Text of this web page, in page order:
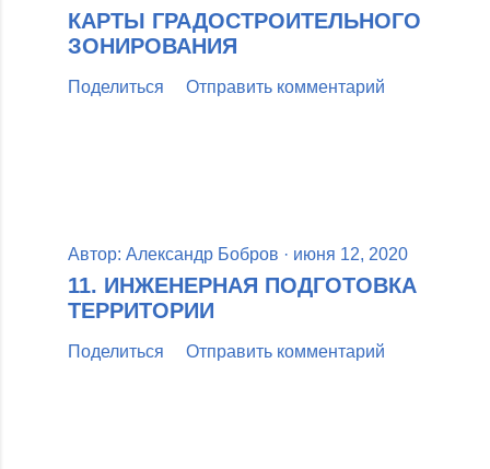
КАРТЫ ГРАДОСТРОИТЕЛЬНОГО
ЗОНИРОВАНИЯ
Поделиться Отправить комментарий
Автор: Александр Бобров июня 12, 2020
11. ИНЖЕНЕРНАЯ ПОДГОТОВКА
ТЕРРИТОРИИ
Поделиться Отправить комментарий